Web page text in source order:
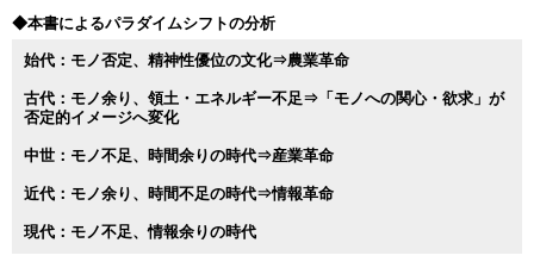
◆本書によるパラダイムシフトの分析
始代：モノ否定、精神性優位の文化⇒農業革命
古代：モノ余り、領土・エネルギー不足⇒「モノへの関心・欲求」が
否定的イメージへ変化
中世：モノ不足、時間余りの時代⇒産業革命
近代：モノ余り、時間不足の時代⇒情報革命
現代：モノ不足、情報余りの時代